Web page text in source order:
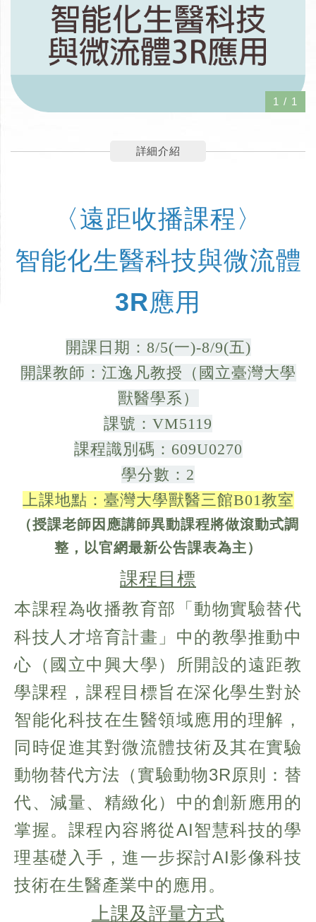
1 / 1
詳細介紹
〈遠距收播課程〉
智能化生醫科技與微流體
3R應用
開課日期：8/5(一)-8/9(五)
開課教師：江逸凡教授（國立臺灣大學
獸醫學系）
課號：VM5119
課程識別碼：609U0270
學分數：2
上課地點：臺灣大學獸醫三館B01教室
（授課老師因應講師異動課程將做滾動式調
整，以官網最新公告課表為主）
課程目標
本課程為收播教育部「動物實驗替代
科技人才培育計畫」中的教學推動中
心（國立中興大學）所開設的遠距教
學課程，課程目標旨在深化學生對於
智能化科技在生醫領域應用的理解，
同時促進其對微流體技術及其在實驗
動物替代方法（實驗動物3R原則：替
代、減量、精緻化）中的創新應用的
掌握。課程內容將從AI智慧科技的學
理基礎入手，進一步探討AI影像科技
技術在生醫產業中的應用。
上課及評量方式